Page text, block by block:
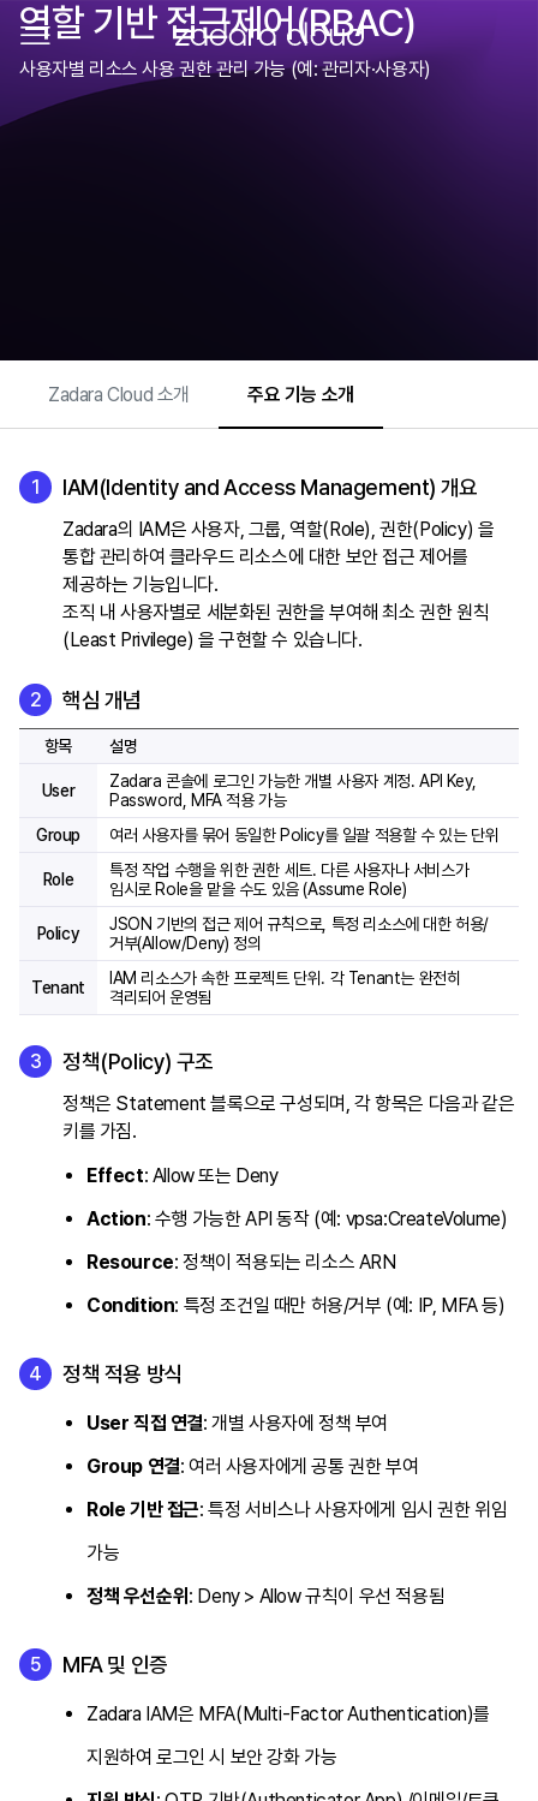
메뉴 열기
ZADARA CLOUD
역할 기반 접근제어(RBAC)
사용자별 리소스 사용 권한 관리 가능 (예: 관리자·사용자)
Zadara Cloud 소개 주요 기능 소개
IAM(Identity and Access Management) 개요
Zadara의 IAM은 사용자, 그룹, 역할(Role), 권한(Policy) 을
통합 관리하여 클라우드 리소스에 대한 보안 접근 제어를
제공하는 기능입니다.
조직 내 사용자별로 세분화된 권한을 부여해 최소 권한 원칙
(Least Privilege) 을 구현할 수 있습니다.
핵심 개념
항목 설명
User
Zadara 콘솔에 로그인 가능한 개별 사용자 계정. API Key,
Password, MFA 적용 가능
Group
여러 사용자를 묶어 동일한 Policy를 일괄 적용할 수 있는 단위
Role
특정 작업 수행을 위한 권한 세트. 다른 사용자나 서비스가
임시로 Role을 맡을 수도 있음 (Assume Role)
Policy
JSON 기반의 접근 제어 규칙으로, 특정 리소스에 대한 허용/
거부(Allow/Deny) 정의
Tenant
IAM 리소스가 속한 프로젝트 단위. 각 Tenant는 완전히
격리되어 운영됨
정책(Policy) 구조
정책은 Statement 블록으로 구성되며, 각 항목은 다음과 같은
키를 가짐.
Effect: Allow 또는 Deny
Action: 수행 가능한 API 동작 (예: vpsa:CreateVolume)
Resource: 정책이 적용되는 리소스 ARN
Condition: 특정 조건일 때만 허용/거부 (예: IP, MFA 등)
정책 적용 방식
User 직접 연결: 개별 사용자에 정책 부여
Group 연결: 여러 사용자에게 공통 권한 부여
Role 기반 접근: 특정 서비스나 사용자에게 임시 권한 위임
가능
정책 우선순위 : Deny > Allow 규칙이 우선 적용됨
MFA 및 인증
Zadara IAM은 MFA(Multi-Factor Authentication)를
지원하여 로그인 시 보안 강화 가능